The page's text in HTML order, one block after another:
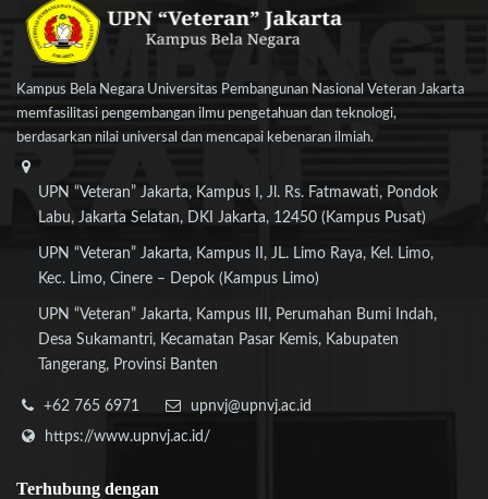
Kampus Bela Negara Universitas Pembangunan Nasional Veteran Jakarta
memfasilitasi pengembangan ilmu pengetahuan dan teknologi,
berdasarkan nilai universal dan mencapai kebenaran ilmiah.
UPN “Veteran” Jakarta, Kampus I, Jl. Rs. Fatmawati, Pondok
Labu, Jakarta Selatan, DKI Jakarta, 12450 (Kampus Pusat)
UPN “Veteran” Jakarta, Kampus II, JL. Limo Raya, Kel. Limo,
Kec. Limo, Cinere – Depok (Kampus Limo)
UPN “Veteran” Jakarta, Kampus III, Perumahan Bumi Indah,
Desa Sukamantri, Kecamatan Pasar Kemis, Kabupaten
Tangerang, Provinsi Banten
+62 765 6971
upnvj@upnvj.ac.id
https://www.upnvj.ac.id/
Terhubung dengan